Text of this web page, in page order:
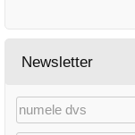
Newsletter